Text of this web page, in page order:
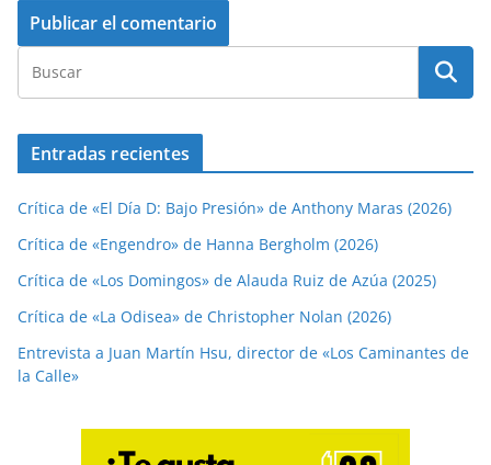
Entradas recientes
Crítica de «El Día D: Bajo Presión» de Anthony Maras (2026)
Crítica de «Engendro» de Hanna Bergholm (2026)
Crítica de «Los Domingos» de Alauda Ruiz de Azúa (2025)
Crítica de «La Odisea» de Christopher Nolan (2026)
Entrevista a Juan Martín Hsu, director de «Los Caminantes de
la Calle»